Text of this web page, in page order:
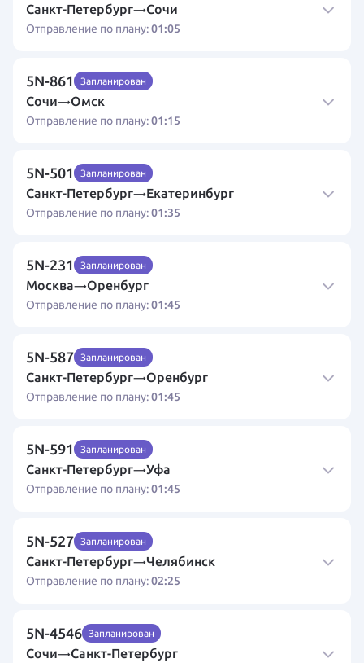
Санкт-Петербург Сочи
→
Отправление по плану:01:05
5N-861
Сочи Омск
→
Отправление по плану:01:15
Запланирован
5N-501
Санкт-Петербург Екатеринбург
→
Отправление по плану:01:35
Запланирован
5N-231
Москва Оренбург
→
Отправление по плану:01:45
Запланирован
5N-587
Санкт-Петербург Оренбург
→
Отправление по плану:01:45
Запланирован
5N-591
Санкт-Петербург Уфа
→
Отправление по плану:01:45
Запланирован
5N-527
Санкт-Петербург Челябинск
→
Отправление по плану:02:25
Запланирован
5N-4546
Сочи Санкт-Петербург
→
Запланирован